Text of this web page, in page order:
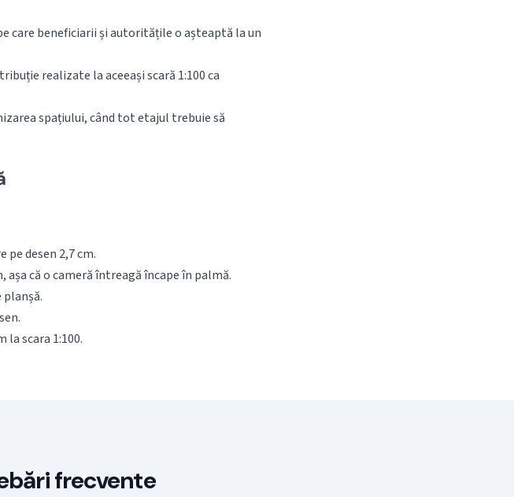
care beneficiarii și autoritățile o așteaptă la un
realizate la aceeași scară 1:100 ca
spațiului, când tot etajul trebuie să
pe desen 2,7 cm.
așa că o cameră întreagă încape în palmă.
planșă.
la scara 1:100.
frecvente